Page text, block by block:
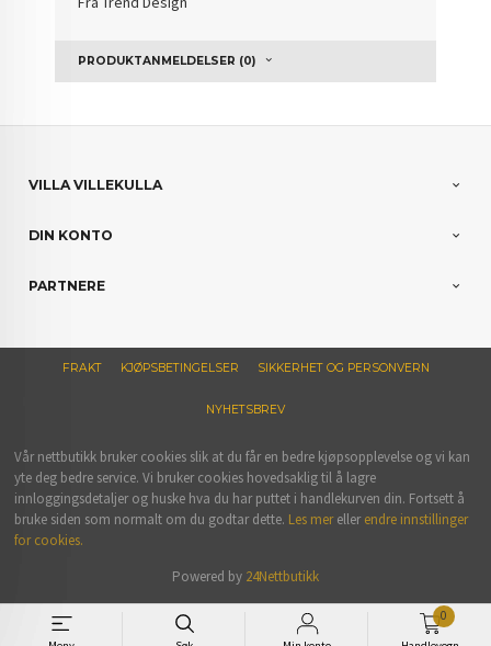
0
PRODUKTANMELDELSER (0)
VILLA VILLEKULLA
DIN KONTO
PARTNERE
FRAKT KJØPSBETINGELSER SIKKERHET OG PERSONVERN
NYHETSBREV
Vår nettbutikk bruker cookies slik at du får en bedre kjøpsopplevelse og vi kan
yte deg bedre service. Vi bruker cookies hovedsaklig til å lagre
innloggingsdetaljer og huske hva du har puttet i handlekurven din. Fortsett å
bruke siden som normalt om du godtar dette. Les merellerendre innstillinger
for cookies.
Powered by 24Nettbutikk